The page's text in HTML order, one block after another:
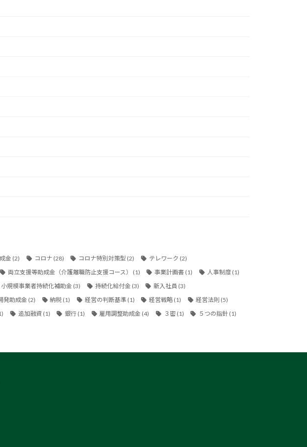
金 (2) コロナ(28) コロナ特別対策型 (2) テレワーク (2)
両立支援等助成金（介護離職防止支援コース） (1) 事業計画書 (1) 人事制度(1)
小規模事業者持続化補助金 (3) 持続化給付金 (3) 新入社員 (3)
発助成金 (2) 納税 (1) 経営の判断基準(1) 経営戦略 (1) 経営法則 (5)
追加融資 (1) 銀行(1) 雇用調整助成金 (4) ３密(1) ５つの指針 (1)